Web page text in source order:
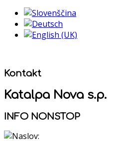
Kontakt
Katalpa Nova s.p.
INFO NONSTOP